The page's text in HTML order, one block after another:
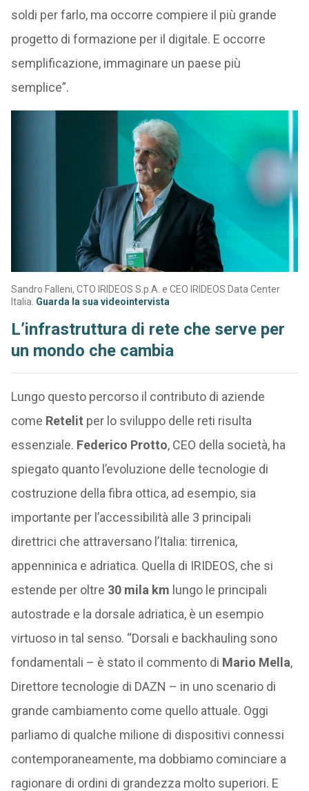
soldi per farlo, ma occorre compiere il più grande
progetto di formazione per il digitale. E occorre
semplificazione, immaginare un paese più
semplice”.
Sandro Falleni, CTO IRIDEOS S.p.A. e CEO IRIDEOS Data Center
Italia. Guarda la sua videointervista
L’infrastruttura di rete che serve per
un mondo che cambia
Lungo questo percorso il contributo di aziende
come Retelit per lo sviluppo delle reti risulta
essenziale. Federico Protto, CEO della società, ha
spiegato quanto l’evoluzione delle tecnologie di
costruzione della fibra ottica, ad esempio, sia
importante per l’accessibilità alle 3 principali
direttrici che attraversano l’Italia: tirrenica,
appenninica e adriatica. Quella di IRIDEOS, che si
estende per oltre 30 mila km lungo le principali
autostrade e la dorsale adriatica, è un esempio
virtuoso in tal senso. “Dorsali e backhauling sono
fondamentali – è stato il commento di Mario Mella,
Direttore tecnologie di DAZN – in uno scenario di
grande cambiamento come quello attuale. Oggi
parliamo di qualche milione di dispositivi connessi
contemporaneamente, ma dobbiamo cominciare a
ragionare di ordini di grandezza molto superiori. E